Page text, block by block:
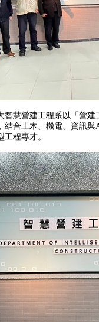
智慧營建工程系以「營
結合土木、機電、資訊
工程專才。